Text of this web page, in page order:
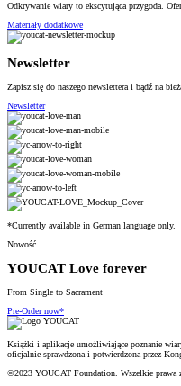
Odkrywanie wiary to ekscytująca przygoda.
Materiały dodatkowe
Newsletter
Zapisz się do naszego newslettera i bądź na
Newsletter
*Currently available in German language only.
Nowość
YOUCAT Love forever
From Single to Sacrament
Pre-Order now*
Książki i aplikacje umożliwiające poznanie
oficjalnie sprawdzona i potwierdzona przez
©2023 YOUCAT Foundation. Wszelkie prawa